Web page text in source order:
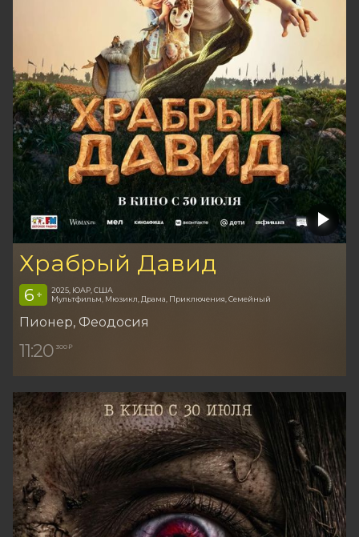
Храбрый Давид
6 +
2025, ЮАР, США
Мультфильм, Мюзикл, Драма, Приключения, Семейный
Пионер, Феодосия
11:20 300 ₽